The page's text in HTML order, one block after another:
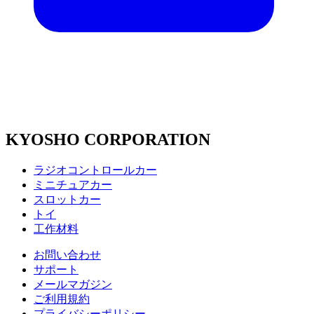
KYOSHO CORPORATION
ラジオコントロールカー
ミニチュアカー
スロットカー
トイ
工作材料
お問い合わせ
サポート
メールマガジン
ご利用規約